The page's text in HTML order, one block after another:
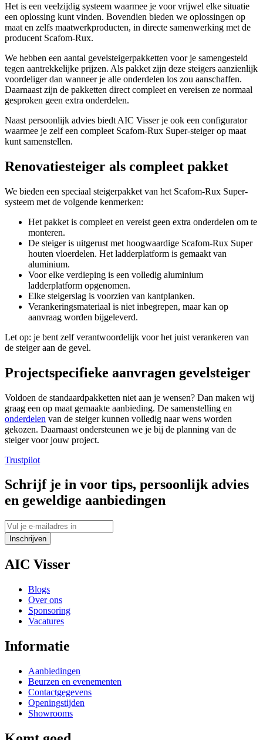
Het is een veelzijdig systeem waarmee je voor vrijwel elke situatie
een oplossing kunt vinden. Bovendien bieden we oplossingen op
maat en zelfs maatwerkproducten, in directe samenwerking met de
producent Scafom-Rux.
We hebben een aantal gevelsteigerpakketten voor je samengesteld
tegen aantrekkelijke prijzen. Als pakket zijn deze steigers aanzienlijk
voordeliger dan wanneer je alle onderdelen los zou aanschaffen.
Daarnaast zijn de pakketten direct compleet en vereisen ze normaal
gesproken geen extra onderdelen.
Naast persoonlijk advies biedt AIC Visser je ook een configurator
waarmee je zelf een compleet Scafom-Rux Super-steiger op maat
kunt samenstellen.
Renovatiesteiger als compleet pakket
We bieden een speciaal steigerpakket van het Scafom-Rux Super-
systeem met de volgende kenmerken:
Het pakket is compleet en vereist geen extra onderdelen om te
monteren.
De steiger is uitgerust met hoogwaardige Scafom-Rux Super
houten vloerdelen. Het ladderplatform is gemaakt van
aluminium.
Voor elke verdieping is een volledig aluminium
ladderplatform opgenomen.
Elke steigerslag is voorzien van kantplanken.
Verankeringsmateriaal is niet inbegrepen, maar kan op
aanvraag worden bijgeleverd.
Let op: je bent zelf verantwoordelijk voor het juist verankeren van
de steiger aan de gevel.
Projectspecifieke aanvragen gevelsteiger
Voldoen de standaardpakketten niet aan je wensen? Dan maken wij
graag een op maat gemaakte aanbieding. De samenstelling en
onderdelen van de steiger kunnen volledig naar wens worden
gekozen. Daarnaast ondersteunen we je bij de planning van de
steiger voor jouw project.
Trustpilot
Schrijf je in voor tips, persoonlijk advies
en geweldige aanbiedingen
Inschrijven
AIC Visser
Blogs
Over ons
Sponsoring
Vacatures
Informatie
Aanbiedingen
Beurzen en evenementen
Contactgegevens
Openingstijden
Showrooms